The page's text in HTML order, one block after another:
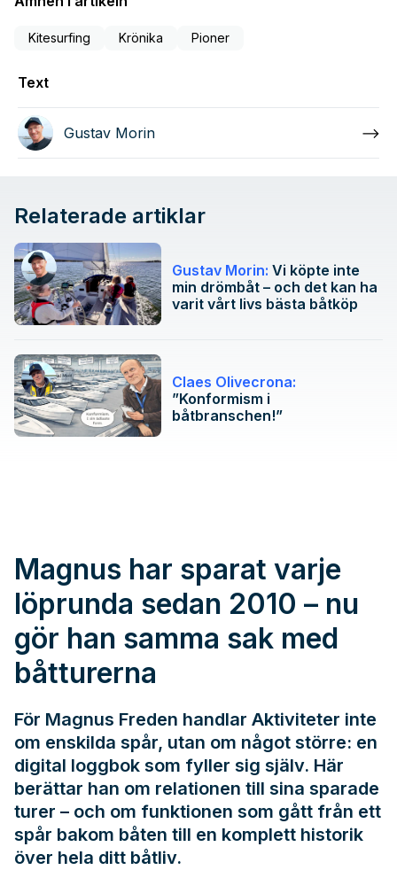
Kitesurfing Krönika Pioner
Text
Gustav Morin
Relaterade artiklar
Gustav Morin: Vi köpte inte
min drömbåt – och det kan ha
varit vårt livs bästa båtköp
Claes Olivecrona:
”Konformism i
båtbranschen!”
Magnus har sparat varje
löprunda sedan 2010 – nu
gör han samma sak med
båtturerna
För Magnus Freden handlar Aktiviteter inte
om enskilda spår, utan om något större: en
digital loggbok som fyller sig själv. Här
berättar han om relationen till sina sparade
turer – och om funktionen som gått från ett
spår bakom båten till en komplett historik
över hela ditt båtliv.